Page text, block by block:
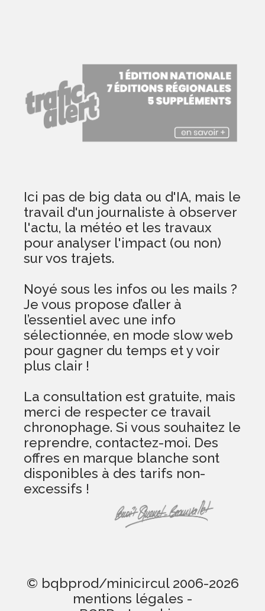
Ici pas de big data ou d'IA, mais le
travail d'un journaliste à observer
l'actu, la météo et les travaux
pour analyser l'impact (ou non)
sur vos trajets.
Noyé sous les infos ou les mails ?
Je vous propose d’aller à
l’essentiel avec une info
sélectionnée, en mode slow web
pour gagner du temps et y voir
plus clair !
La consultation est gratuite, mais
merci de respecter ce travail
chronophage. Si vous souhaitez le
reprendre, contactez-moi. Des
offres en marque blanche sont
disponibles à des tarifs non-
excessifs !
© bqbprod/minicircul 2006-2026
mentions légales -